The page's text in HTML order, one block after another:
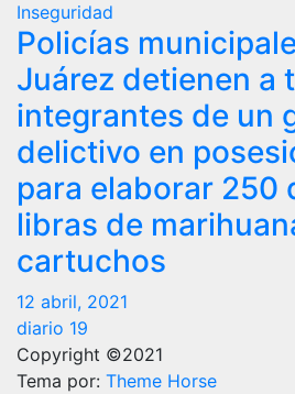
Inseguridad
Policías
Juárez detienen a
integrantes de un
delictivo en
para elaborar 250
libras de
cartuchos
12 abril, 2021
diario 19
Copyright ©2021
Tema por: Theme Horse